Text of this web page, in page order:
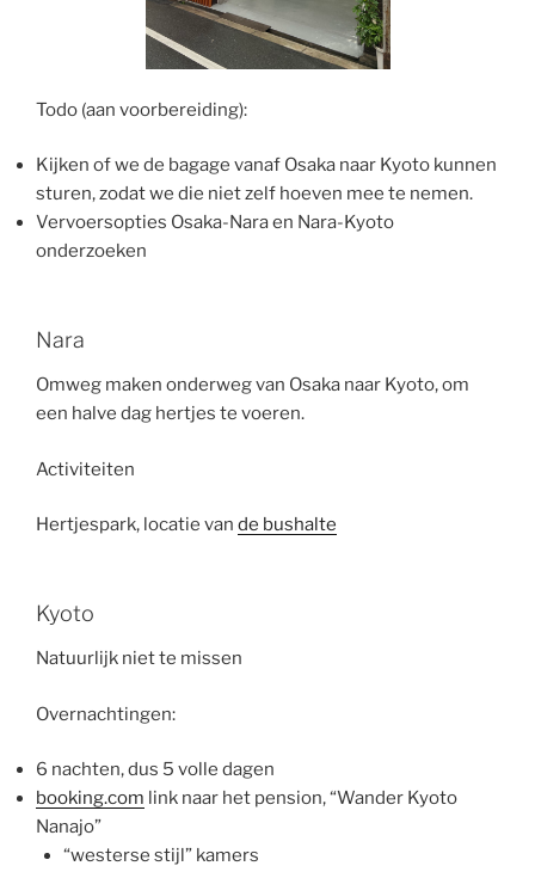
Todo (aan voorbereiding):
Kijken of we de bagage vanaf Osaka naar Kyoto kunnen
sturen, zodat we die niet zelf hoeven mee te nemen.
Vervoersopties Osaka-Nara en Nara-Kyoto
onderzoeken
Nara
Omweg maken onderweg van Osaka naar Kyoto, om
een halve dag hertjes te voeren.
Activiteiten
Hertjespark, locatie van de bushalte
Kyoto
Natuurlijk niet te missen
Overnachtingen:
6 nachten, dus 5 volle dagen
booking.com link naar het pension, “Wander Kyoto
Nanajo”
“westerse stijl” kamers